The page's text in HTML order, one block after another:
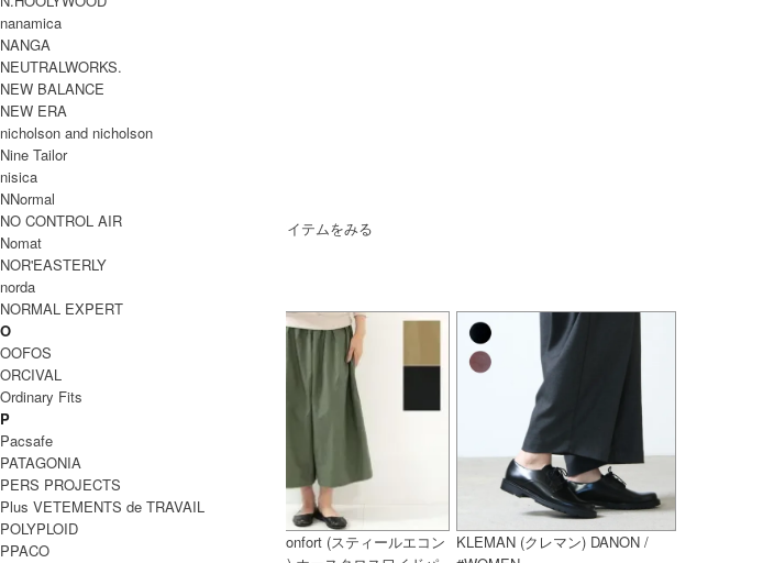
SOLD OUT
» もうすこしPOLESTAR (ポールスター)のアイテムをみる
RoToTo (ロトト) PILE CAMO
style + confort (スティールエコン
KLEMAN (クレマン) DANON /
nanamica
NANGA
NEUTRALWORKS.
NEW BALANCE
NEW ERA
nicholson and nicholson
Nine Tailor
nisica
NNormal
NO CONTROL AIR
Nomat
NOR'EASTERLY
norda
NORMAL EXPERT
O
OOFOS
ORCIVAL
Ordinary Fits
P
Pacsafe
PATAGONIA
PERS PROJECTS
Plus VETEMENTS de TRAVAIL
POLYPLOID
PPACO